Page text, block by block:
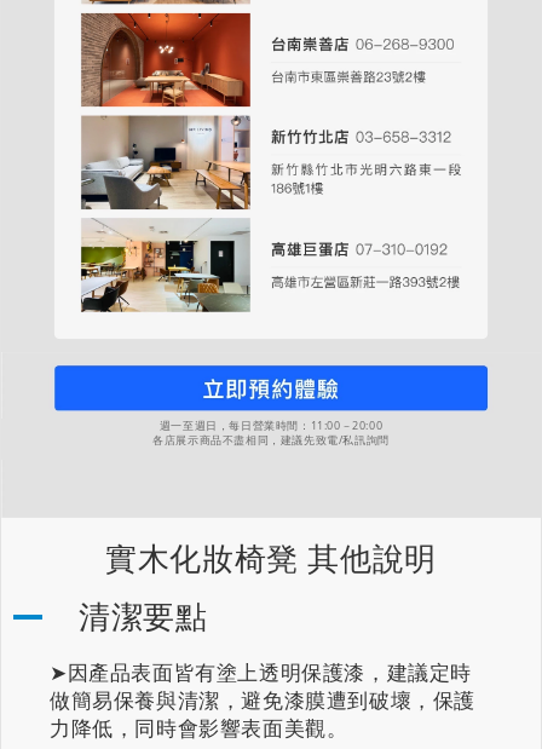
週一至週日，每日營業時間：11:00－20:00
各店展示商品不盡相同，建議先致電/私訊詢問
實木化妝椅凳 其他說明
清潔要點
➤因產品表面皆有塗上透明保護漆，建議定時
做簡易保養與清潔，避免漆膜遭到破壞，保護
力降低，同時會影響表面美觀。